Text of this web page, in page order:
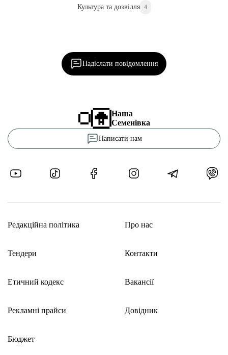
Культура та дозвілля 4
Надіслати повідомлення
Наша
Семенівка
Написати нам
Редакційна політика
Тендери
Етичний кодекс
Рекламні прайси
Бюджет
Про нас
Контакти
Вакансії
Довідник